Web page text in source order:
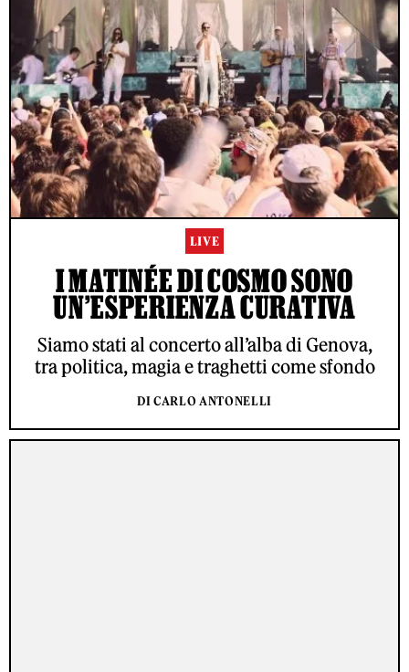
LIVE
I MATINÉE DI COSMO SONO
UN’ESPERIENZA CURATIVA
Siamo stati al concerto all’alba di Genova,
tra politica, magia e traghetti come sfondo
DI CARLO ANTONELLI